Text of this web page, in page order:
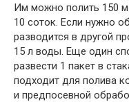
Им можно полить 150 м
10 соток. Если нужно
разводится в другой
15 л воды. Еще один
развести 1 пакет в
подходит для полива
и предпосевной